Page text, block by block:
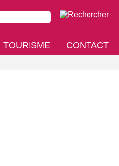
TOURISME CONTACT